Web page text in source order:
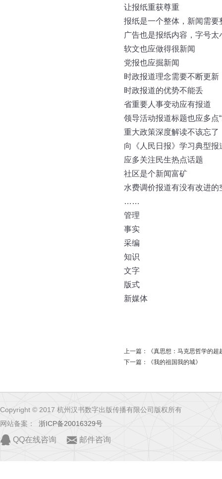
让报纸重获尊重
报纸是一个整体，新闻需要
广告也是报纸内容，字号太
软文也应做得很新闻
党报也应掘新闻
时政报道理念需要不断更新
时政报道的优势不能丢
省重要人事变动应有报道
领导活动报道标题也应多点
重大政策深度解读不该忘了
向《人民日报》学习典型报
应多关注民生热点话题
社区是个新闻富矿
水费调价报道有没有改进的
……
管理
事实
采编
知识
文字
版式
新媒体
上一篇：
《真思想：马克思哲学的超
下一篇：
《我的祖国我的城》
Copyright © 2017 杭州汉书数字出版传播有限公司版权所有
网站备案：
浙ICP备20016329号
QQ在线咨询 邮件咨询